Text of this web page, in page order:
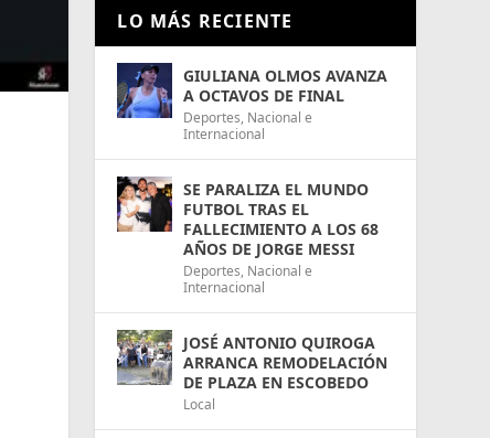
LO MÁS RECIENTE
GIULIANA OLMOS AVANZA
A OCTAVOS DE FINAL
Deportes, Nacional e
Internacional
SE PARALIZA EL MUNDO
FUTBOL TRAS EL
FALLECIMIENTO A LOS 68
AÑOS DE JORGE MESSI
Deportes, Nacional e
Internacional
JOSÉ ANTONIO QUIROGA
ARRANCA REMODELACIÓN
DE PLAZA EN ESCOBEDO
Local